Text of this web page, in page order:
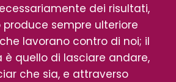
dei risultati,
sempre ulteriore
lavorano contro di noi; il
è quello di lasciare andare,
che sia, e attraverso